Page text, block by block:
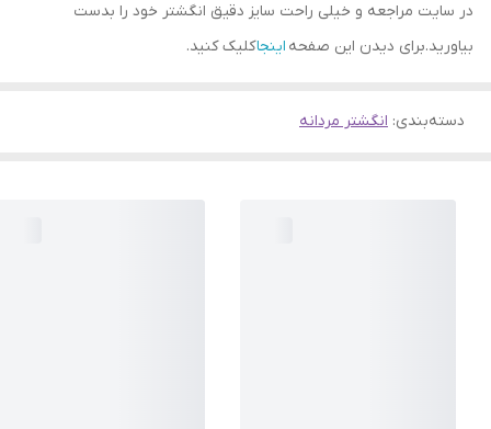
در سایت مراجعه و خیلی راحت سایز دقیق انگشتر خود را بدست
بیاورید.برای دیدن این صفحه اینجاکلیک کنید.
دسته‌بندی: انگشتر مردانه